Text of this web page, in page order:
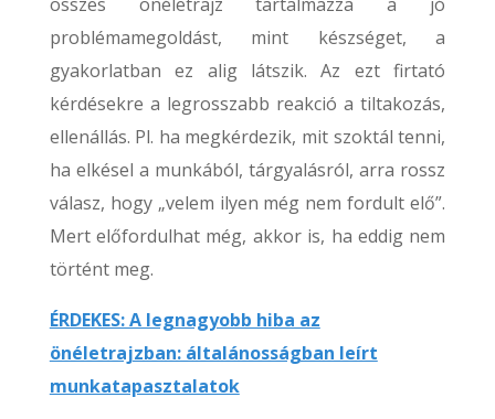
problémamegoldást, mint készséget, a
gyakorlatban ez alig látszik. Az ezt firtató
kérdésekre a legrosszabb reakció a tiltakozás,
ellenállás. Pl. ha megkérdezik, mit szoktál tenni,
ha elkésel a munkából, tárgyalásról, arra rossz
válasz, hogy „velem ilyen még nem fordult elő”.
Mert előfordulhat még, akkor is, ha eddig nem
történt meg.
ÉRDEKES: A legnagyobb hiba az
önéletrajzban: általánosságban leírt
munkatapasztalatok